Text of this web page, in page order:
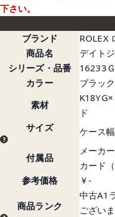
下さい。
ブランド
ROLEX
商品名
デイト
シリーズ・品番
16233
カラー
ブラッ
素材
ド
サイズ
ケース
付属品
メーカ
カード
参考価格
￥-
商品ランク
中古A1
ござい